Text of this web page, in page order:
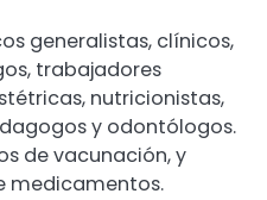
generalistas, clínicos,
trabajadores
nutricionistas,
y odontólogos.
de vacunación, y
medicamentos.